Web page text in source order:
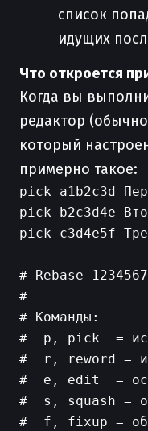
список
идущих
Что откроется
Когда вы
редактор
который
примерно такое:
pick a1b2c3d
pick b2c3d4e
pick c3d4e5f
# Rebase
#
# Команды:
#  p, pick  =
#  r, reword =
#  e, edit  =
#  s, squash =
#  f, fixup =